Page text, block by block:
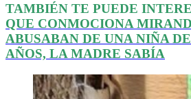
TAMBIÉN TE PUEDE
QUE CONMOCIONA
ABUSABAN DE UNA NIÑA
AÑOS, LA MADRE SABÍA